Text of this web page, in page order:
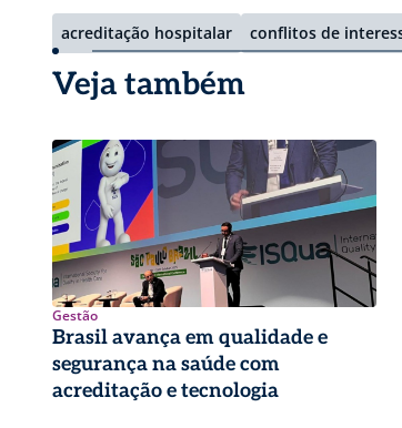
acreditação hospitalar conflitos de
Veja também
Gestão
Brasil avança em qualidade e
segurança na saúde com
acreditação e tecnologia